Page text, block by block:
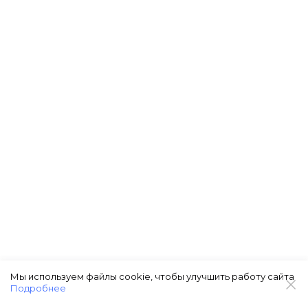
Мы используем файлы cookie, чтобы улучшить работу сайта
Подробнее